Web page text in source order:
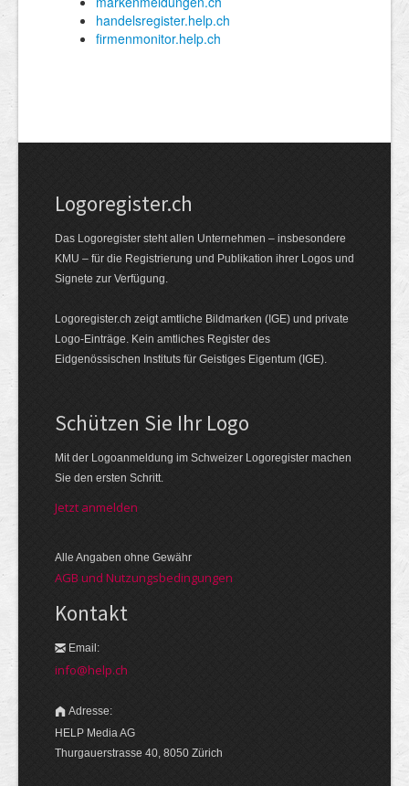
Logoregister.ch
Das Logoregister steht allen Unternehmen – insbesondere
KMU – für die Registrierung und Publikation ihrer Logos und
Signete zur Verfügung.
Logoregister.ch zeigt amtliche Bildmarken (IGE) und private
Logo-Einträge. Kein amtliches Register des
Eidgenössischen Instituts für Geistiges Eigentum (IGE).
Schützen Sie Ihr Logo
Mit der Logo­an­meldung im Schweizer Logo­register machen
Sie den ersten Schritt.
Jetzt anmelden
Alle Angaben ohne Gewähr
AGB und Nutzungsbedingungen
Kontakt
Email:
info@help.ch
Adresse:
HELP Media AG
Thurgauerstrasse 40, 8050 Zürich